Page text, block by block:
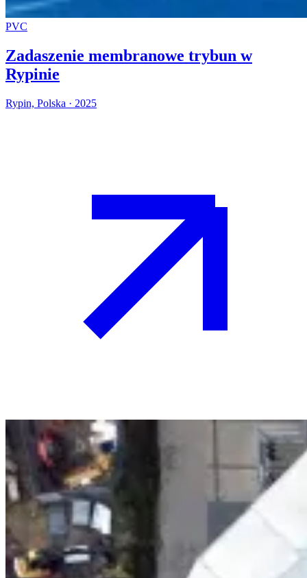
PVC
Zadaszenie membranowe trybun w
Rypinie
Rypin, Polska · 2025